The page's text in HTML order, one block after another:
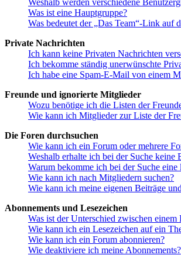
Was ist eine Hauptgruppe?
Was bedeutet der „Das Team“-Link auf
Private Nachrichten
Ich kann keine Privaten Nachrichten
Ich bekomme ständig unerwünschte
Ich habe eine Spam-E-Mail von einem
Freunde und ignorierte Mitglieder
Wozu benötige ich die Listen der
Wie kann ich Mitglieder zur Liste der
Die Foren durchsuchen
Wie kann ich ein Forum oder mehrere
Weshalb erhalte ich bei der Suche keine
Warum bekomme ich bei der Suche eine
Wie kann ich nach Mitgliedern suchen?
Wie kann ich meine eigenen Beiträge
Abonnements und Lesezeichen
Was ist der Unterschied zwischen
Wie kann ich ein Lesezeichen auf ein
Wie kann ich ein Forum abonnieren?
Wie deaktiviere ich meine Abonnements?